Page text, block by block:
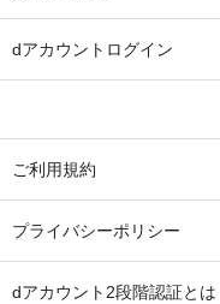
dアカウントログイン
ご利用規約
プライバシーポリシー
dアカウント2段階認証とは